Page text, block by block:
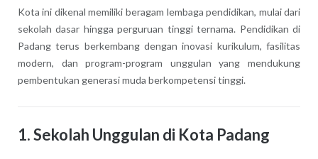
Kota ini dikenal memiliki beragam lembaga pendidikan, mulai dari
sekolah dasar hingga perguruan tinggi ternama. Pendidikan di
Padang terus berkembang dengan inovasi kurikulum, fasilitas
modern, dan program-program unggulan yang mendukung
pembentukan generasi muda berkompetensi tinggi.
1. Sekolah Unggulan di Kota Padang